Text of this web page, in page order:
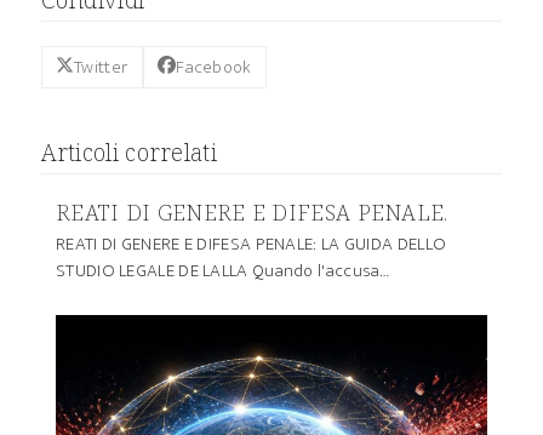
Twitter Facebook
Articoli correlati
REATI DI GENERE E DIFESA PENALE.
REATI DI GENERE E DIFESA PENALE: LA GUIDA DELLO
STUDIO LEGALE DE LALLA Quando l'accusa…